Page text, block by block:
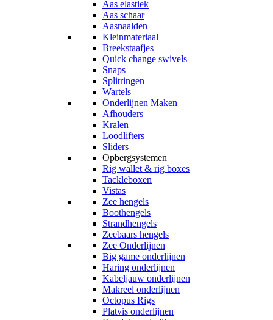
Aas elastiek
Aas schaar
Aasnaalden
Kleinmateriaal
Breekstaafjes
Quick change swivels
Snaps
Splitringen
Wartels
Onderlijnen Maken
Afhouders
Kralen
Loodlifters
Sliders
Opbergsystemen
Rig wallet & rig boxes
Tackleboxen
Vistas
Zee hengels
Boothengels
Strandhengels
Zeebaars hengels
Zee Onderlijnen
Big game onderlijnen
Haring onderlijnen
Kabeljauw onderlijnen
Makreel onderlijnen
Octopus Rigs
Platvis onderlijnen